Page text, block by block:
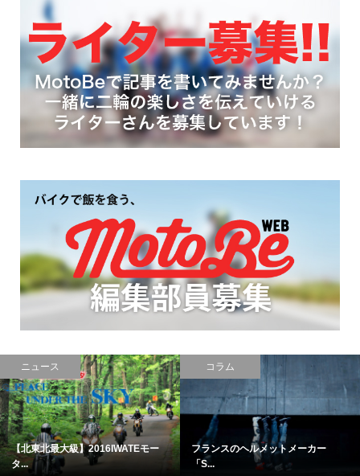
コラム
フランスのヘルメットメーカー
「S...
レポート
【外車入門】BMW G310Rは普段使
い...